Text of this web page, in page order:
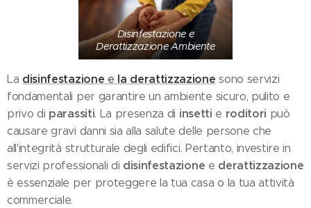
Disinfestazione e
Derattizzazione Ambiente
La disinfestazione e la derattizzazione sono servizi
fondamentali per garantire un ambiente sicuro, pulito e
privo di parassiti. La presenza di insetti e roditori può
causare gravi danni sia alla salute delle persone che
all'integrità strutturale degli edifici. Pertanto, investire in
servizi professionali di disinfestazione e derattizzazione
è essenziale per proteggere la tua casa o la tua attività
commerciale.